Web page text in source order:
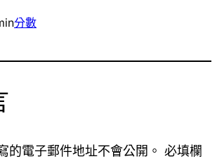
分數
的電子郵件地址不會公開。 必填欄